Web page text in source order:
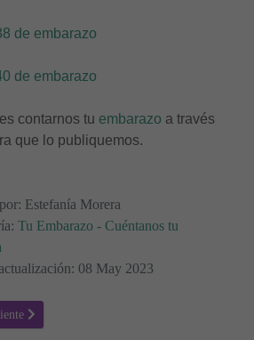
de embarazo
de embarazo
contarnos tu embarazo a través
que lo publiquemos.
Estefanía Morera
Tu Embarazo - Cuéntanos tu
08 May 2023
10 y 11 de embarazo - Diario de mi
siguiente: Primera Visita al Ginecólogo -